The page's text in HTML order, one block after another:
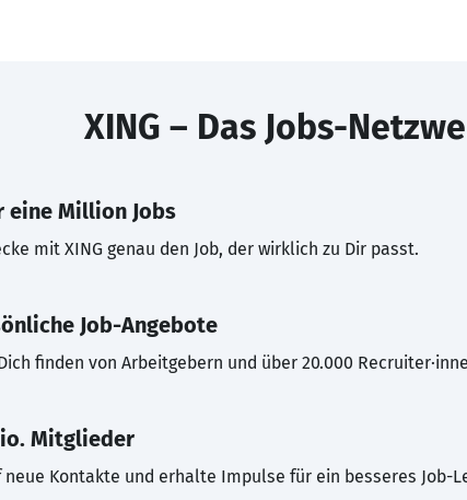
XING – Das Jobs-
eine Million Jobs
mit XING genau den Job, der wirklich zu Dir passt.
Job-Angebote
finden von Arbeitgebern und über 20.000
Mitglieder
neue Kontakte und erhalte Impulse für ein besseres Job-